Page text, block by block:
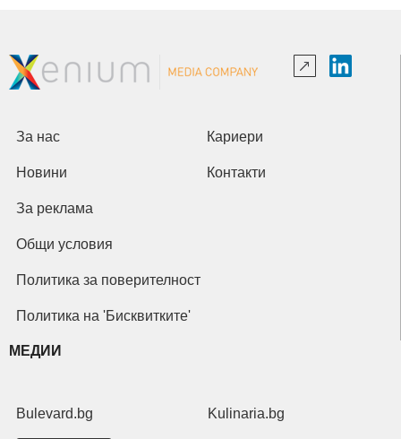
За нас Кариери
Новини Контакти
За реклама
Общи условия
Политика за поверителност
Политика на 'Бисквитките'
МЕДИИ
Bulevard.bg Kulinaria.bg